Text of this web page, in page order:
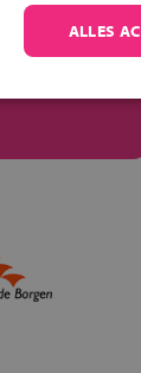
ALLES